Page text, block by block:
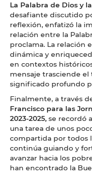
La Palabra de Dios y
desafiante discutido
reflexión, enfatizó la
relación entre la
proclama. La relación
dinámica y
en contextos
mensaje trasciende
significado profundo
Finalmente, a través
Francisco para las
2023-2025, se recordó
una tarea de unos
compartida por todos
continúa guiando y
avanzar hacia los
han encontrado la